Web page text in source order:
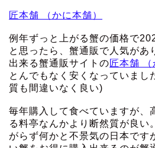
匠本舗 （かに本舗）
例年ずっと上がる蟹の価格で
と思ったら、蟹通販で人気があ
出来る蟹通販サイトの匠本舗 （
とんでもなく安くなっていまし
質も間違いなく良い)
毎年購入して食べていますが、
る料亭なんかより断然質が良い
がらず何かと不景気の日本です